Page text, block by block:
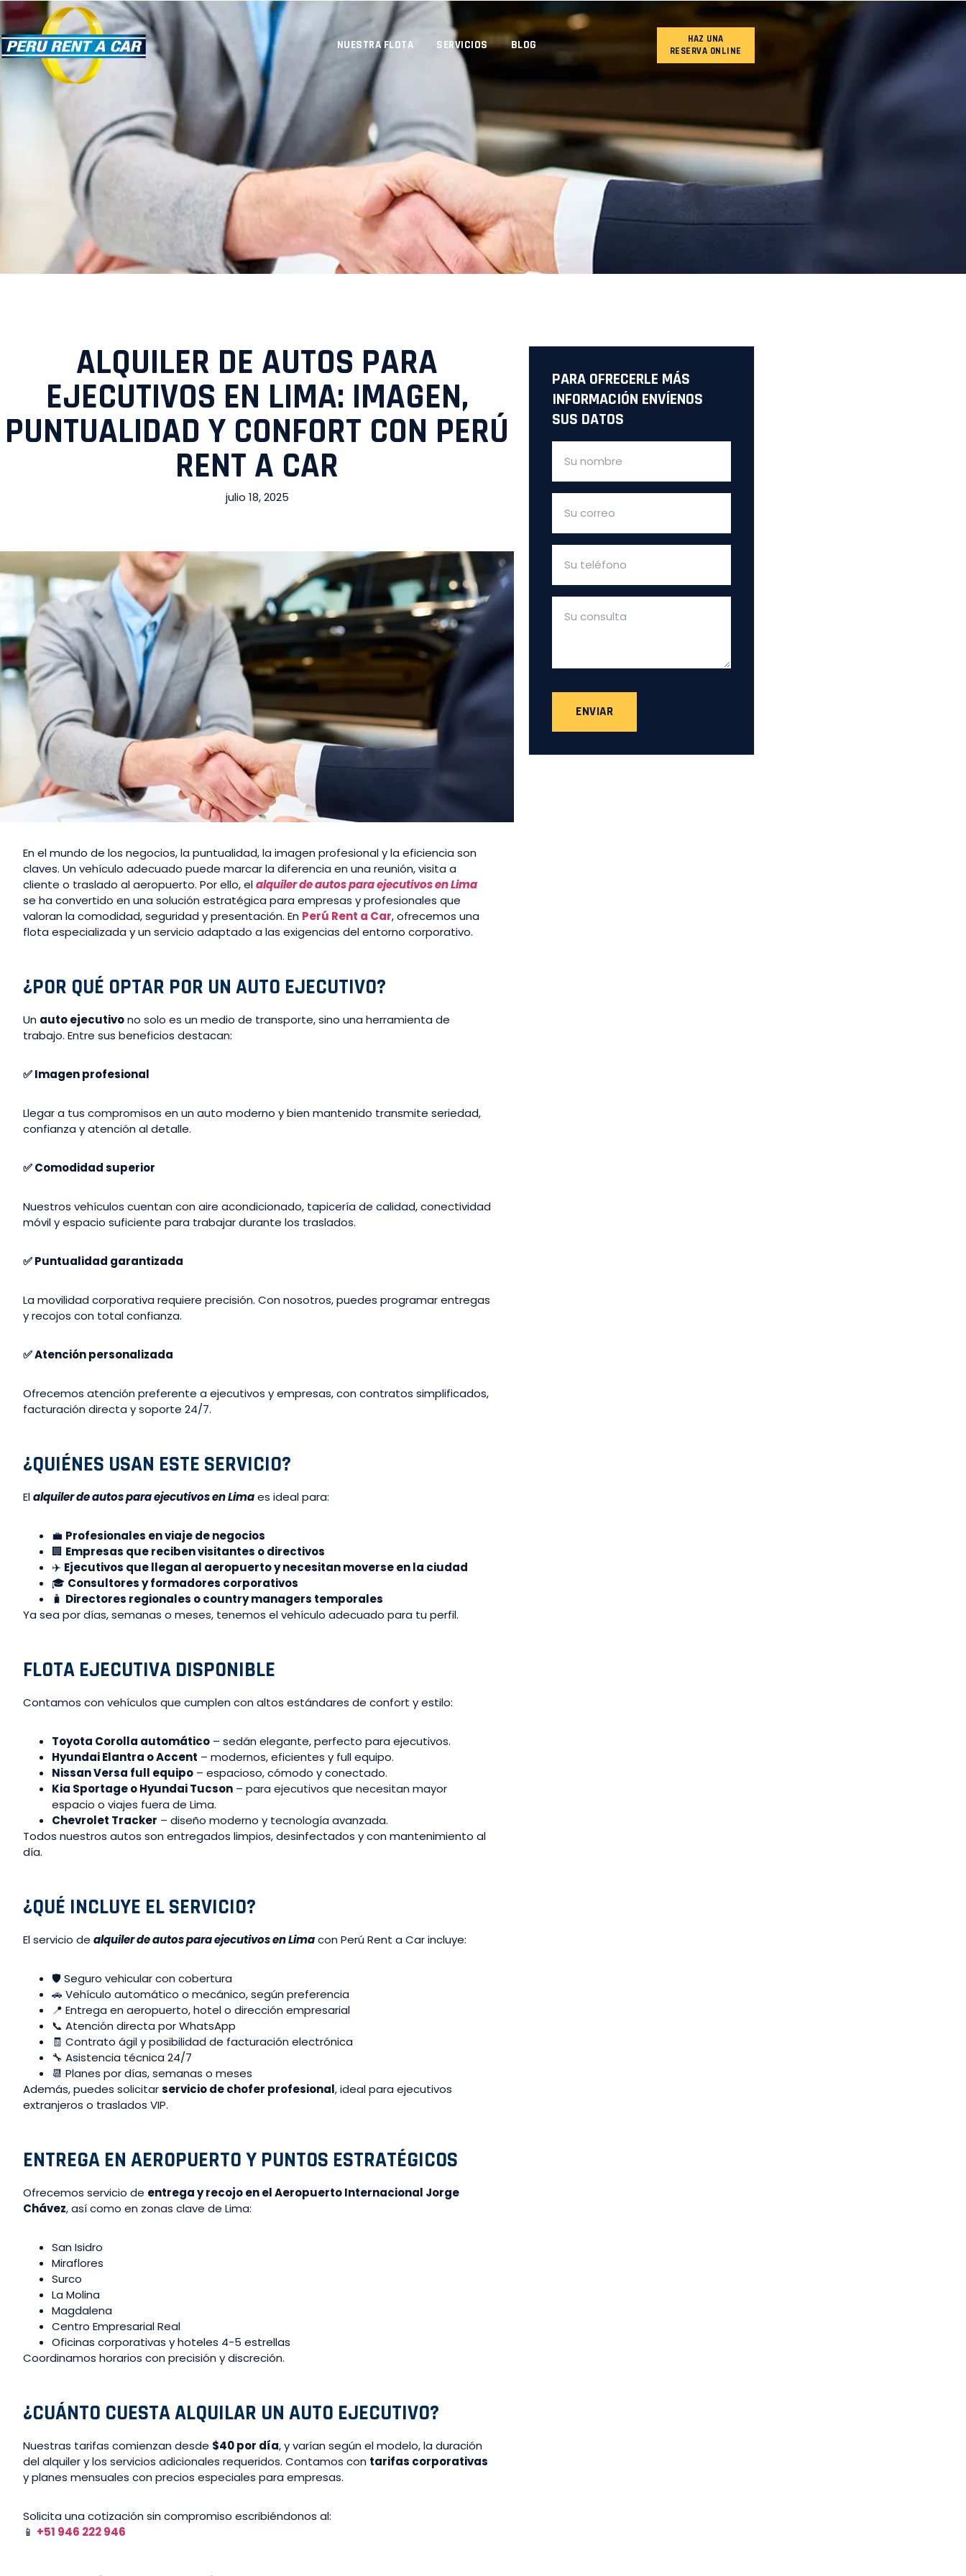
NUESTRA FLOTA SERVICIOS BLOG
HAZ UNA
RESERVA ONLINE
ALQUILER DE AUTOS PARA
EJECUTIVOS EN LIMA: IMAGEN,
PUNTUALIDAD Y CONFORT CON PERÚ
RENT A CAR
julio 18, 2025
En el mundo de los negocios, la puntualidad, la imagen profesional y la eficiencia son
claves. Un vehículo adecuado puede marcar la diferencia en una reunión, visita a
cliente o traslado al aeropuerto. Por ello, elalquiler de autos para ejecutivos en Lima
se ha convertido en una solución estratégica para empresas y profesionales que
valoran la comodidad, seguridad y presentación. En Perú Rent a Car, ofrecemos una
flota especializada y un servicio adaptado a las exigencias del entorno corporativo.
¿POR QUÉ OPTAR POR UN AUTO EJECUTIVO?
Un auto ejecutivono solo es un medio de transporte, sino una herramienta de
trabajo. Entre sus beneficios destacan:
✅Imagen profesional
Llegar a tus compromisos en un auto moderno y bien mantenido transmite seriedad,
confianza y atención al detalle.
✅Comodidad superior
Nuestros vehículos cuentan con aire acondicionado, tapicería de calidad, conectividad
móvil y espacio suficiente para trabajar durante los traslados.
✅Puntualidad garantizada
La movilidad corporativa requiere precisión. Con nosotros, puedes programar entregas
y recojos con total confianza.
✅Atención personalizada
Ofrecemos atención preferente a ejecutivos y empresas, con contratos simplificados,
facturación directa y soporte 24/7.
¿QUIÉNES USAN ESTE SERVICIO?
Elalquiler de autos para ejecutivos en Limaes ideal para:
💼 Profesionales en viaje de negocios
🏢 Empresas que reciben visitantes o directivos
✈️ Ejecutivos que llegan al aeropuerto y necesitan moverse en la ciudad
🎓 Consultores y formadores corporativos
🧳 Directores regionales o country managers temporales
Ya sea por días, semanas o meses, tenemos el vehículo adecuado para tu perfil.
FLOTA EJECUTIVA DISPONIBLE
Contamos con vehículos que cumplen con altos estándares de confort y estilo:
Toyota Corolla automático – sedán elegante, perfecto para ejecutivos.
Hyundai Elantra o Accent – modernos, eficientes y full equipo.
Nissan Versa full equipo – espacioso, cómodo y conectado.
Kia Sportage o Hyundai Tucson – para ejecutivos que necesitan mayor
espacio o viajes fuera de Lima.
Chevrolet Tracker – diseño moderno y tecnología avanzada.
Todos nuestros autos son entregados limpios, desinfectados y con mantenimiento al
día.
¿QUÉ INCLUYE EL SERVICIO?
El servicio de alquiler de autos para ejecutivos en Limacon Perú Rent a Car incluye:
🛡️ Seguro vehicular con cobertura
🚗 Vehículo automático o mecánico, según preferencia
📍 Entrega en aeropuerto, hotel o dirección empresarial
📞 Atención directa por WhatsApp
🧾 Contrato ágil y posibilidad de facturación electrónica
🔧 Asistencia técnica 24/7
📆 Planes por días, semanas o meses
Además, puedes solicitarservicio de chofer profesional, ideal para ejecutivos
extranjeros o traslados VIP.
ENTREGA EN AEROPUERTO Y PUNTOS ESTRATÉGICOS
Ofrecemos servicio de entrega y recojo en el Aeropuerto Internacional Jorge
Chávez, así como en zonas clave de Lima:
San Isidro
Miraflores
Surco
La Molina
Magdalena
Centro Empresarial Real
Oficinas corporativas y hoteles 4-5 estrellas
Coordinamos horarios con precisión y discreción.
¿CUÁNTO CUESTA ALQUILAR UN AUTO EJECUTIVO?
Nuestras tarifas comienzan desde $40 por día, y varían según el modelo, la duración
del alquiler y los servicios adicionales requeridos. Contamos con tarifas corporativas
y planes mensuales con precios especiales para empresas.
Solicita una cotización sin compromiso escribiéndonos al:
📱 +51 946 222 946
PARA OFRECERLE MÁS
INFORMACIÓN ENVÍENOS
SUS DATOS
ENVIAR